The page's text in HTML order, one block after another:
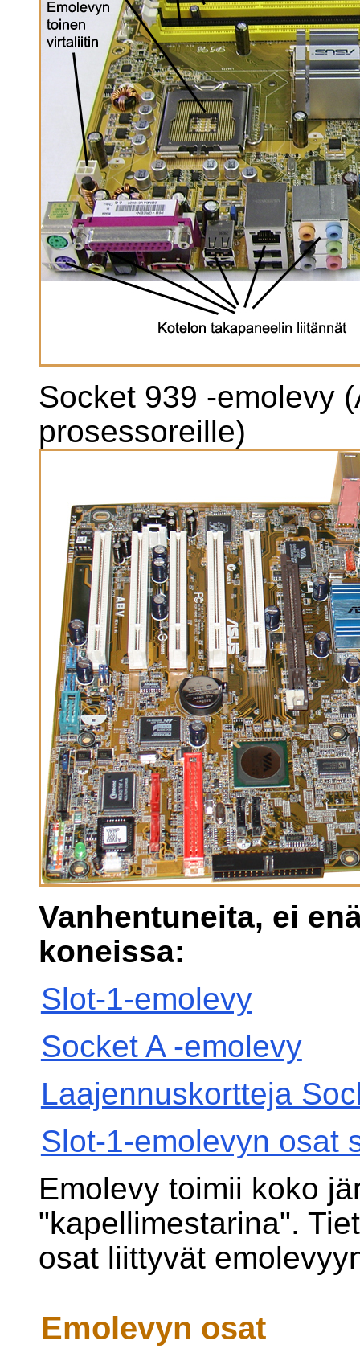
Socket 939 -emolevy
prosessoreille)
Vanhentuneita, ei
koneissa:
Slot-1-emolevy
Socket A -emolevy
Laajennuskortteja
Slot-1-emolevyn osat
Emolevy toimii koko
"kapellimestarina".
osat liittyvät
Emolevyn osat